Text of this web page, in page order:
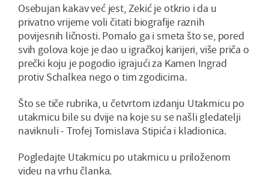
Osebujan kakav već jest, Zekić je otkrio i da u
privatno vrijeme voli čitati biografije raznih
povijesnih ličnosti. Pomalo ga i smeta što se, pored
svih golova koje je dao u igračkoj karijeri, više priča o
prečki koju je pogodio igrajući za Kamen Ingrad
protiv Schalkea nego o tim zgodicima.
Što se tiče rubrika, u četvrtom izdanju Utakmicu po
utakmicu bile su dvije na koje su se našli gledatelji
naviknuli - Trofej Tomislava Stipića i kladionica.
Pogledajte Utakmicu po utakmicu u priloženom
videu na vrhu članka.